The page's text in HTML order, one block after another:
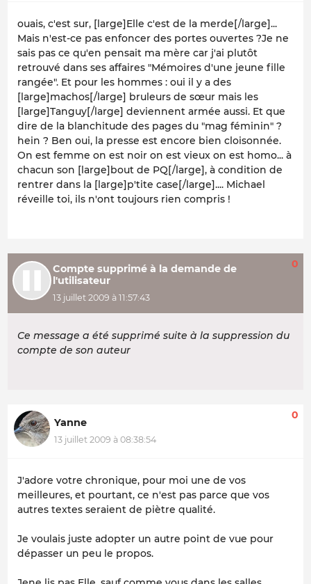
ouais, c'est sur, [large]Elle c'est de la merde[/large]...
Mais n'est-ce pas enfoncer des portes ouvertes ?Je ne
sais pas ce qu'en pensait ma mère car j'ai plutôt
retrouvé dans ses affaires "Mémoires d'une jeune fille
rangée". Et pour les hommes : oui il y a des
[large]machos[/large] bruleurs de sœur mais les
[large]Tanguy[/large] deviennent armée aussi. Et que
dire de la blanchitude des pages du "mag féminin" ?
hein ? Ben oui, la presse est encore bien cloisonnée.
On est femme on est noir on est vieux on est homo... à
chacun son [large]bout de PQ[/large], à condition de
rentrer dans la [large]p'tite case[/large].... Michael
réveille toi, ils n'ont toujours rien compris !
Compte supprimé à la demande de
l'utilisateur
13 juillet 2009 à 11:57:43
0
Ce message a été supprimé suite à la suppression du
compte de son auteur
Yanne
13 juillet 2009 à 08:38:54
0
J'adore votre chronique, pour moi une de vos
meilleures, et pourtant, ce n'est pas parce que vos
autres textes seraient de piètre qualité.
Je voulais juste adopter un autre point de vue pour
dépasser un peu le propos.